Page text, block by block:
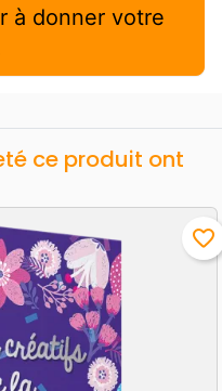
ce produit ont
favorite_border